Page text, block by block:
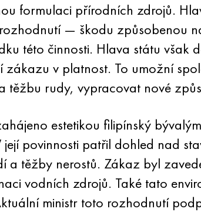
formulaci přírodních zdrojů.
— škodu způsobenou
této činnosti. Hlava státu však
v platnost. To umožní
těžbu rudy, vypracovat nové
estetikou filipínský
povinnosti patřil dohled nad
a těžby nerostů. Zákaz byl
vodních zdrojů. Také tato
ministr toto rozhodnutí